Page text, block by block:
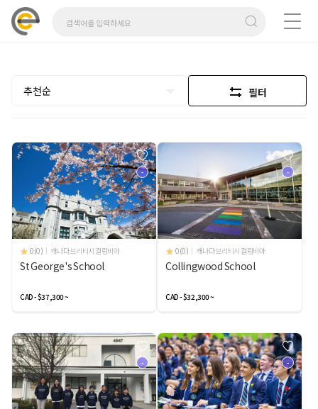
추천순 필터
-
0(0) 캐나다 브리티시 컬럼비아
St George's School
CAD - $37,300 ~
-
0(0) 캐나다 브리티시 컬럼비아
Collingwood School
CAD - $32,300 ~
- -